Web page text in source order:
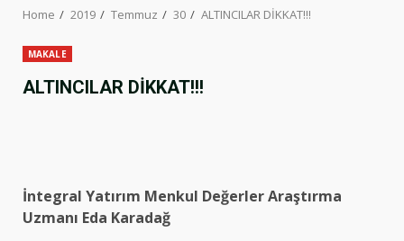
Home 2019 Temmuz 30 ALTINCILAR DİKKAT!!!
MAKALE
ALTINCILAR DİKKAT!!!
İntegral Yatırım Menkul Değerler Araştırma
Uzmanı Eda Karadağ